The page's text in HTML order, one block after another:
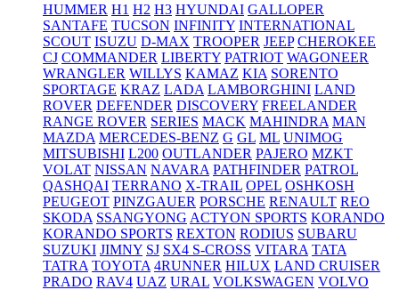
HUMMER H1 H2 H3 HYUNDAI GALLOPER
SANTAFE TUCSON INFINITY INTERNATIONAL
SCOUT ISUZU D-MAX TROOPER JEEP CHEROKEE
CJ COMMANDER LIBERTY PATRIOT WAGONEER
WRANGLER WILLYS KAMAZ KIA SORENTO
SPORTAGE KRAZ LADA LAMBORGHINI LAND
ROVER DEFENDER DISCOVERY FREELANDER
RANGE ROVER SERIES MACK MAHINDRA MAN
MAZDA MERCEDES-BENZ G GL ML UNIMOG
MITSUBISHI L200 OUTLANDER PAJERO MZKT
VOLAT NISSAN NAVARA PATHFINDER PATROL
QASHQAI TERRANO X-TRAIL OPEL OSHKOSH
PEUGEOT PINZGAUER PORSCHE RENAULT REO
SKODA SSANGYONG ACTYON SPORTS KORANDO
KORANDO SPORTS REXTON RODIUS SUBARU
SUZUKI JIMNY SJ SX4 S-CROSS VITARA TATA
TATRA TOYOTA 4RUNNER HILUX LAND CRUISER
PRADO RAV4 UAZ URAL VOLKSWAGEN VOLVO